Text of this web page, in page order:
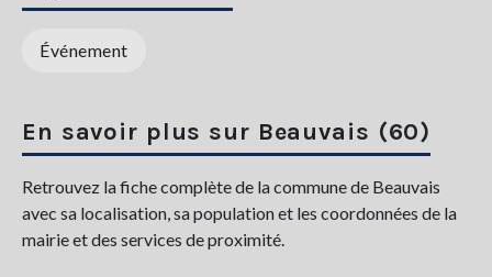
Événement
En savoir plus sur Beauvais (60)
Retrouvez la fiche complète de la commune de Beauvais
avec sa localisation, sa population et les coordonnées de la
mairie et des services de proximité.